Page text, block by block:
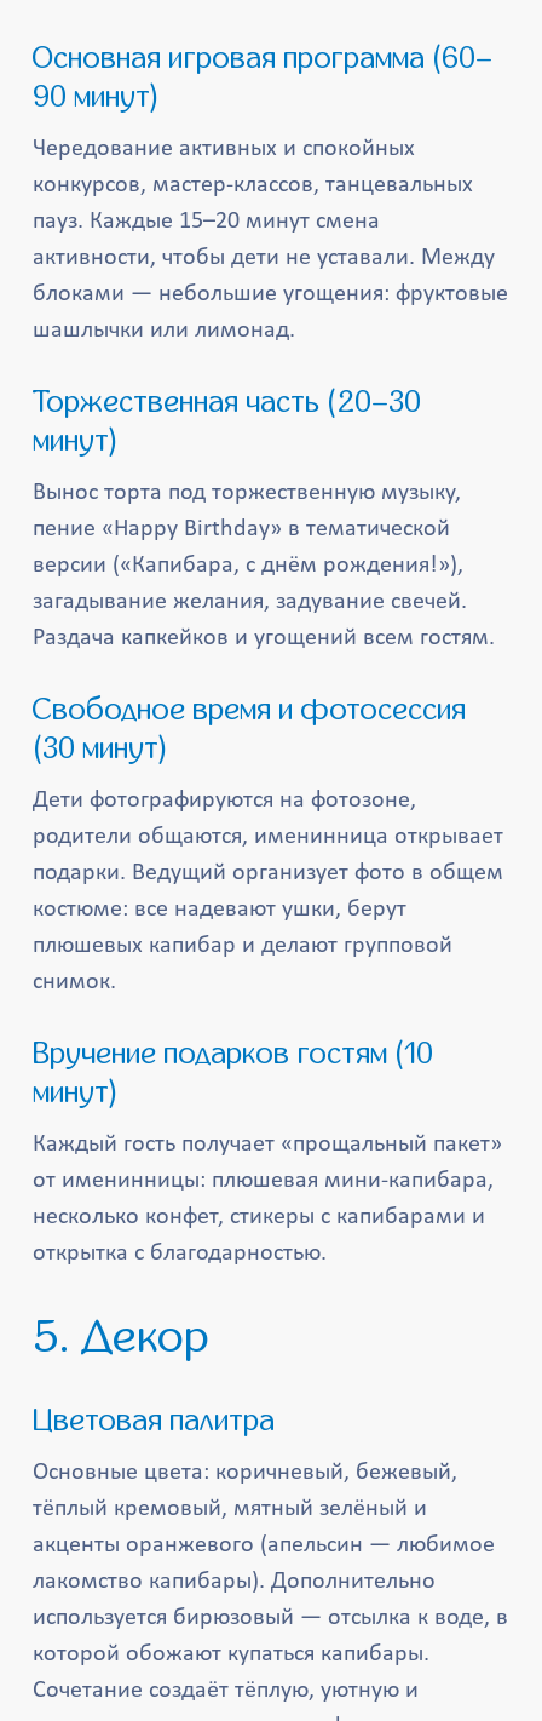
Основная игровая программа (60–
90 минут)
Чередование активных и спокойных
конкурсов, мастер-классов, танцевальных
пауз. Каждые 15–20 минут смена
активности, чтобы дети не уставали. Между
блоками — небольшие угощения: фруктовые
шашлычки или лимонад.
Торжественная часть (20–30
минут)
Вынос торта под торжественную музыку,
пение «Happy Birthday» в тематической
версии («Капибара, с днём рождения!»),
загадывание желания, задувание свечей.
Раздача капкейков и угощений всем гостям.
Свободное время и фотосессия
(30 минут)
Дети фотографируются на фотозоне,
родители общаются, именинница открывает
подарки. Ведущий организует фото в общем
костюме: все надевают ушки, берут
плюшевых капибар и делают групповой
снимок.
Вручение подарков гостям (10
минут)
Каждый гость получает «прощальный пакет»
от именинницы: плюшевая мини-капибара,
несколько конфет, стикеры с капибарами и
открытка с благодарностью.
5. Декор
Цветовая палитра
Основные цвета: коричневый, бежевый,
тёплый кремовый, мятный зелёный и
акценты оранжевого (апельсин — любимое
лакомство капибары). Дополнительно
используется бирюзовый — отсылка к воде, в
которой обожают купаться капибары.
Сочетание создаёт тёплую, уютную и